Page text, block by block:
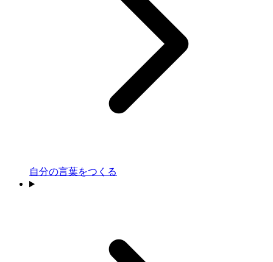
自分の言葉をつくる